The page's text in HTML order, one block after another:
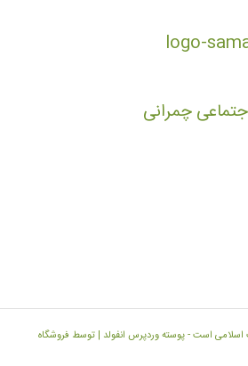
چمرانی
اسلامی است -پوسته وردپرس انفولد | توسط فروشگاه